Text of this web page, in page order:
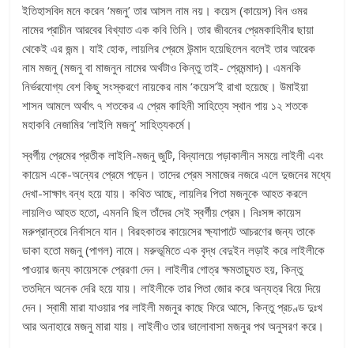
ইতিহাসবিদ মনে করেন ‘মজনু’ তার আসল নাম নয়। কয়েস (কায়েস) বিন ওমর
নামের প্রাচীন আরবের বিখ্যাত এক কবি তিনি। তার জীবনের প্রেমকাহিনীর ছায়া
থেকেই এর জন্ম। যাই হোক, লায়লির প্রেমে উন্মাদ হয়েছিলেন বলেই তার আরেক
নাম মজনু (মজনু বা মাজনুন নামের অর্থটাও কিন্তু তাই- প্রেমন্মাদ)। এমনকি
নির্ভরযোগ্য বেশ কিছু সংস্করণে নায়কের নাম ‘কয়েস’ই রাখা হয়েছে। উমাইয়া
শাসন আমলে অর্থাৎ ৭ শতকের এ প্রেম কাহিনী সাহিত্যে স্থান পায় ১২ শতকে
মহাকবি নেজামির ‘লাইলি মজনু’ সাহিত্যকর্মে।
স্বর্গীয় প্রেমের প্রতীক লাইলি-মজনু জুটি, বিদ্যালয়ে পড়াকালীন সময়ে লাইলী এবং
কায়েস একে-অন্যের প্রেমে পড়েন। তাদের প্রেম সমাজের নজরে এলে দুজনের মধ্যে
দেখা-সাক্ষাৎ বন্ধ হয়ে যায়। কথিত আছে, লায়লির পিতা মজনুকে আহত করলে
লায়লিও আহত হতো, এমননি ছিল তাঁদের সেই স্বর্গীয় প্রেম। নিঃসঙ্গ কায়েস
মরুপ্রান্তরে নির্বাসনে যান। বিরহকাতর কায়েসের ক্ষ্যাপাটে আচরণের জন্য তাকে
ডাকা হতো মজনু (পাগল) নামে। মরুভূমিতে এক বৃদ্ধ বেদুইন লড়াই করে লাইলীকে
পাওয়ার জন্য কায়েসকে প্রেরণা দেন। লাইলীর গোত্র ক্ষমতাচ্যুত হয়, কিন্তু
ততদিনে অনেক দেরি হয়ে যায়। লাইলীকে তার পিতা জোর করে অন্যত্র বিয়ে দিয়ে
দেন। স্বামী মারা যাওয়ার পর লাইলী মজনুর কাছে ফিরে আসে, কিন্তু প্রচণ্ড দুঃখ
আর অনাহারে মজনু মারা যায়। লাইলীও তার ভালোবাসা মজনুর পথ অনুসরণ করে।